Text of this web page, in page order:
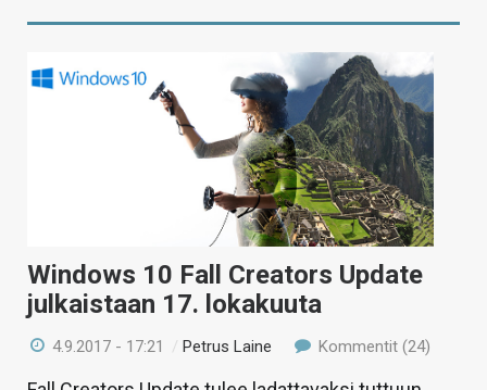
Windows 10 Fall Creators Update
julkaistaan 17. lokakuuta
4.9.2017 - 17:21 /Petrus Laine Kommentit (24)